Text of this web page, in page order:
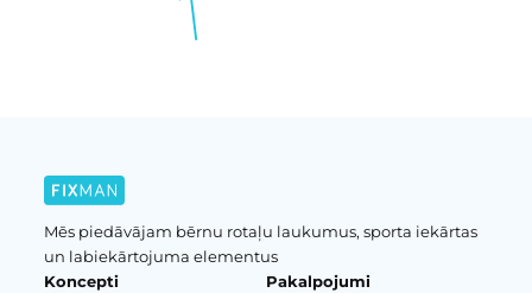
Mēs piedāvājam bērnu rotaļu laukumus, sporta iekārtas
un labiekārtojuma elementus
Koncepti
Pakalpojumi